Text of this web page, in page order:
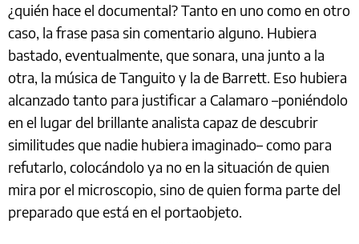
¿quién hace el documental? Tanto en uno como en otro
caso, la frase pasa sin comentario alguno. Hubiera
bastado, eventualmente, que sonara, una junto a la
otra, la música de Tanguito y la de Barrett. Eso hubiera
alcanzado tanto para justificar a Calamaro –poniéndolo
en el lugar del brillante analista capaz de descubrir
similitudes que nadie hubiera imaginado– como para
refutarlo, colocándolo ya no en la situación de quien
mira por el microscopio, sino de quien forma parte del
preparado que está en el portaobjeto.